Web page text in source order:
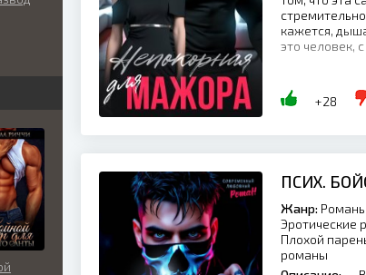
кажется,
это человек,
+28
ПСИХ.
Жанр:
Эротические
Плохой
романы